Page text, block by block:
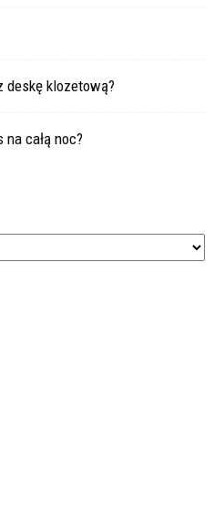
deskę klozetową?
całą noc?